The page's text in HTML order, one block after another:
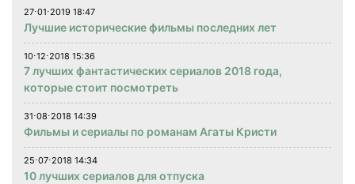
27⋅01⋅2019 18:47
Лучшие исторические фильмы последних лет
10⋅12⋅2018 15:36
7 лучших фантастических сериалов 2018 года,
которые стоит посмотреть
31⋅08⋅2018 14:39
Фильмы и сериалы по романам Агаты Кристи
25⋅07⋅2018 14:34
10 лучших сериалов для отпуска